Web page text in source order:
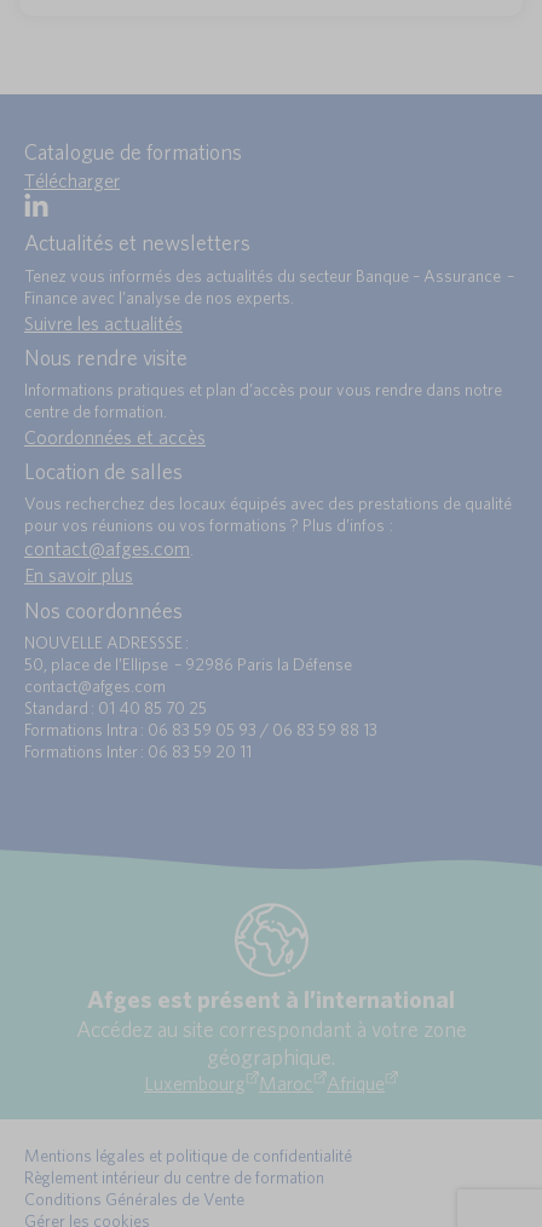
Catalogue de formations
Télécharger
Actualités et newsletters
Tenez vous informés des actualités du secteur Banque – Assurance –
Finance avec l’analyse de nos experts.
Suivre les actualités
Nous rendre visite
Informations pratiques et plan d’accès pour vous rendre dans notre
centre de formation.
Coordonnées et accès
Location de salles
Vous recherchez des locaux équipés avec des prestations de qualité
pour vos réunions ou vos formations ? Plus d’infos :
contact@afges.com.
En savoir plus
Nos coordonnées
NOUVELLE ADRESSSE :
50, place de l’Ellipse – 92986 Paris la Défense
contact@afges.com
Standard : 01 40 85 70 25
Formations Intra : 06 83 59 05 93 / 06 83 59 88 13
Formations Inter : 06 83 59 20 11
Afges est présent à l’international
Accédez au site correspondant à votre zone
géographique.
Luxembourg Maroc Afrique
Mentions légales et politique de confidentialité
Règlement intérieur du centre de formation
Conditions Générales de Vente
Gérer les cookies